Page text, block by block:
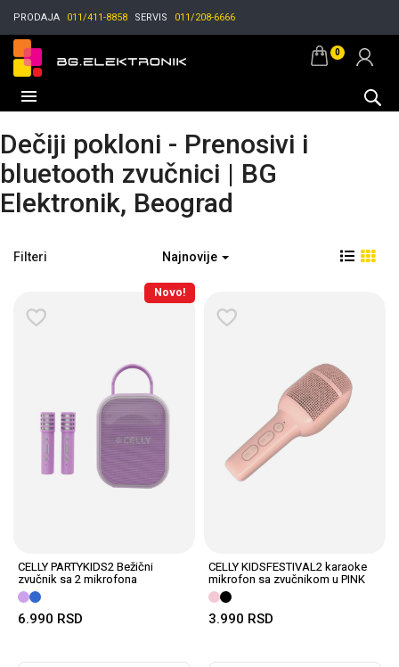
PRODAJA 011/411-8858 SERVIS 011/208-6666
0
Dečiji pokloni - Prenosivi i
bluetooth zvučnici | BG
Elektronik, Beograd
Filteri Najnovije
Novo!
CELLY PARTYKIDS2 Bežični
zvučnik sa 2 mikrofona
LjUBIČASTI
6.990 RSD
CELLY KIDSFESTIVAL2 karaoke
mikrofon sa zvučnikom u PINK
boji
3.990 RSD